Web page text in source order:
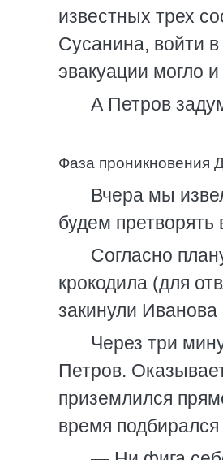
известных трех
Сусанина, войти
эвакуации могло
А Петров
Фаза проникновения
Вчера мы
будем претворять
Согласно
крокодила (для
закинули Иванова
Через три
Петров.
приземлился
время